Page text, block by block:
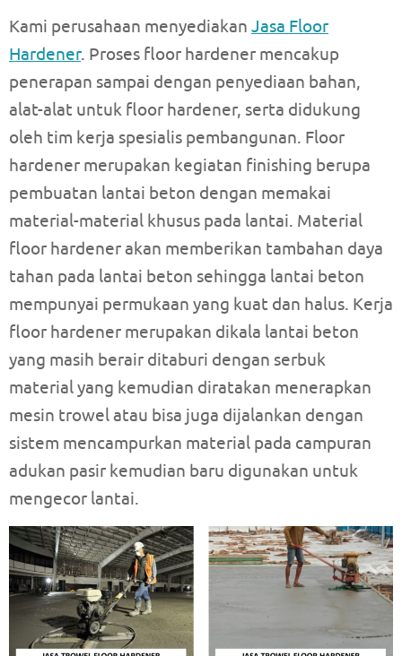
Kami perusahaan menyediakan Jasa Floor
Hardener. Proses floor hardener mencakup
penerapan sampai dengan penyediaan bahan,
alat-alat untuk floor hardener, serta didukung
oleh tim kerja spesialis pembangunan. Floor
hardener merupakan kegiatan finishing berupa
pembuatan lantai beton dengan memakai
material-material khusus pada lantai. Material
floor hardener akan memberikan tambahan daya
tahan pada lantai beton sehingga lantai beton
mempunyai permukaan yang kuat dan halus. Kerja
floor hardener merupakan dikala lantai beton
yang masih berair ditaburi dengan serbuk
material yang kemudian diratakan menerapkan
mesin trowel atau bisa juga dijalankan dengan
sistem mencampurkan material pada campuran
adukan pasir kemudian baru digunakan untuk
mengecor lantai.